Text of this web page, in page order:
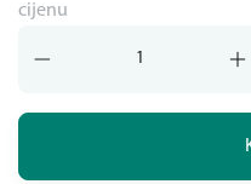
cijenu